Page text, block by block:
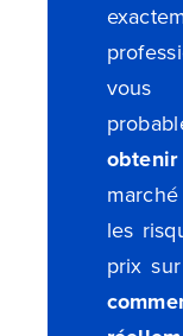
obtenir
les
prix